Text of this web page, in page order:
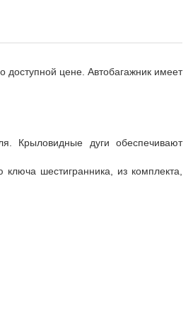
цене. Автобагажник имеет
Крыловидные дуги обеспечивают
шестигранника, из комплекта,